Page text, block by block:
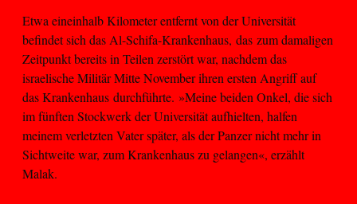
Etwa eineinhalb Kilometer entfernt von der Universität
befindet sich das Al-Schifa-Krankenhaus, das zum damaligen
Zeitpunkt bereits in Teilen zerstört war, nachdem das
israelische Militär Mitte November ihren ersten Angriff auf
das Krankenhaus durchführte. »Meine beiden Onkel, die sich
im fünften Stockwerk der Universität aufhielten, halfen
meinem verletzten Vater später, als der Panzer nicht mehr in
Sichtweite war, zum Krankenhaus zu gelangen«, erzählt
Malak.